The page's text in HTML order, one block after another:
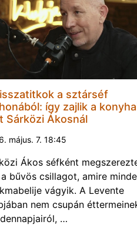
a sztárséf
így zajlik a
Sárközi Ákosnál
május. 7. 18:45
Ákos séfként
bűvös csillagot, amire
vágyik. A Levente
nem csupán
…